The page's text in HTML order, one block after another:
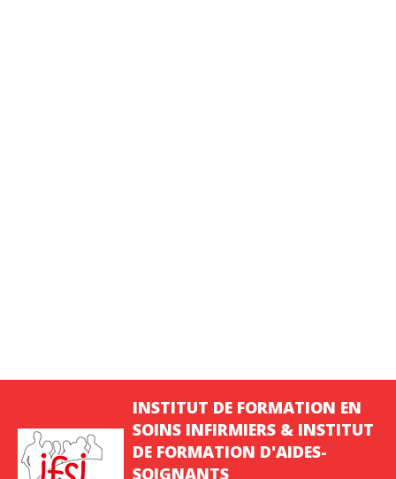
INSTITUT DE FORMATION EN
SOINS INFIRMIERS & INSTITUT
DE FORMATION D'AIDES-
SOIGNANTS